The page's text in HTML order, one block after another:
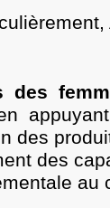
des
des
des